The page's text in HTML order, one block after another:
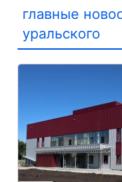
главные
уральского